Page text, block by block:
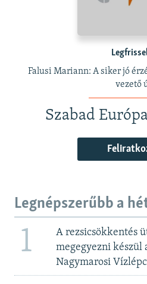
Falusi Mariann: A siker jó
vezető
Szabad
Legnépszerűbb a
1
A rezsicsökkentés
megegyezni készül
Nagymarosi